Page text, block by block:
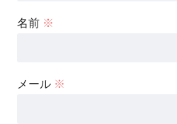
名前 ※
メール ※